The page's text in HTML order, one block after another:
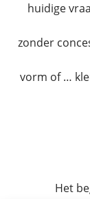
huidige
zonder
vorm of …
Het